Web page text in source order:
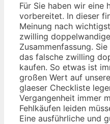
Für Sie haben wir
vorbereitet. In dieser
Meinung nach
zwilling
Zusammenfassung.
das falsche zwilling
kaufen. So etwas ist
großen Wert auf
glaeser Checkliste
Vergangenheit immer
Fehlkäufen leiden
Eine ausführliche und